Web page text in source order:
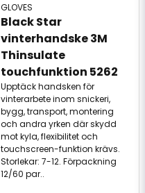
GLOVES
Black Star
vinterhandske 3M
Thinsulate
touchfunktion 5262
Upptäck handsken för
vinterarbete inom snickeri,
bygg, transport, montering
och andra yrken där skydd
mot kyla, flexibilitet och
touchscreen-funktion krävs.
Storlekar: 7-12. Förpackning
12/60 par..